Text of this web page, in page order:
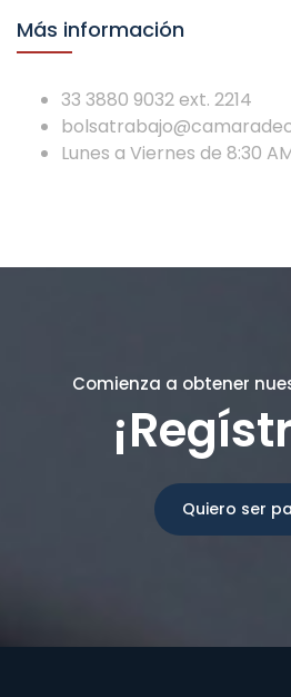
Más información
33 3880 9032 ext. 2214
Lunes a Viernes de 8:30
Comienza a obtener
Quiero ser